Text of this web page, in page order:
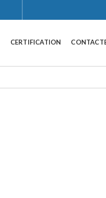
CERTIFICATION